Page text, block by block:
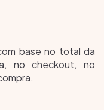
base no total da
no checkout, no